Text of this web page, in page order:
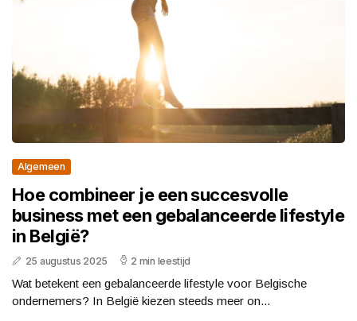
Algemeen
Hoe combineer je een succesvolle
business met een gebalanceerde lifestyle
in België?
25 augustus 2025 2 min leestijd
Wat betekent een gebalanceerde lifestyle voor Belgische
ondernemers? In België kiezen steeds meer on...